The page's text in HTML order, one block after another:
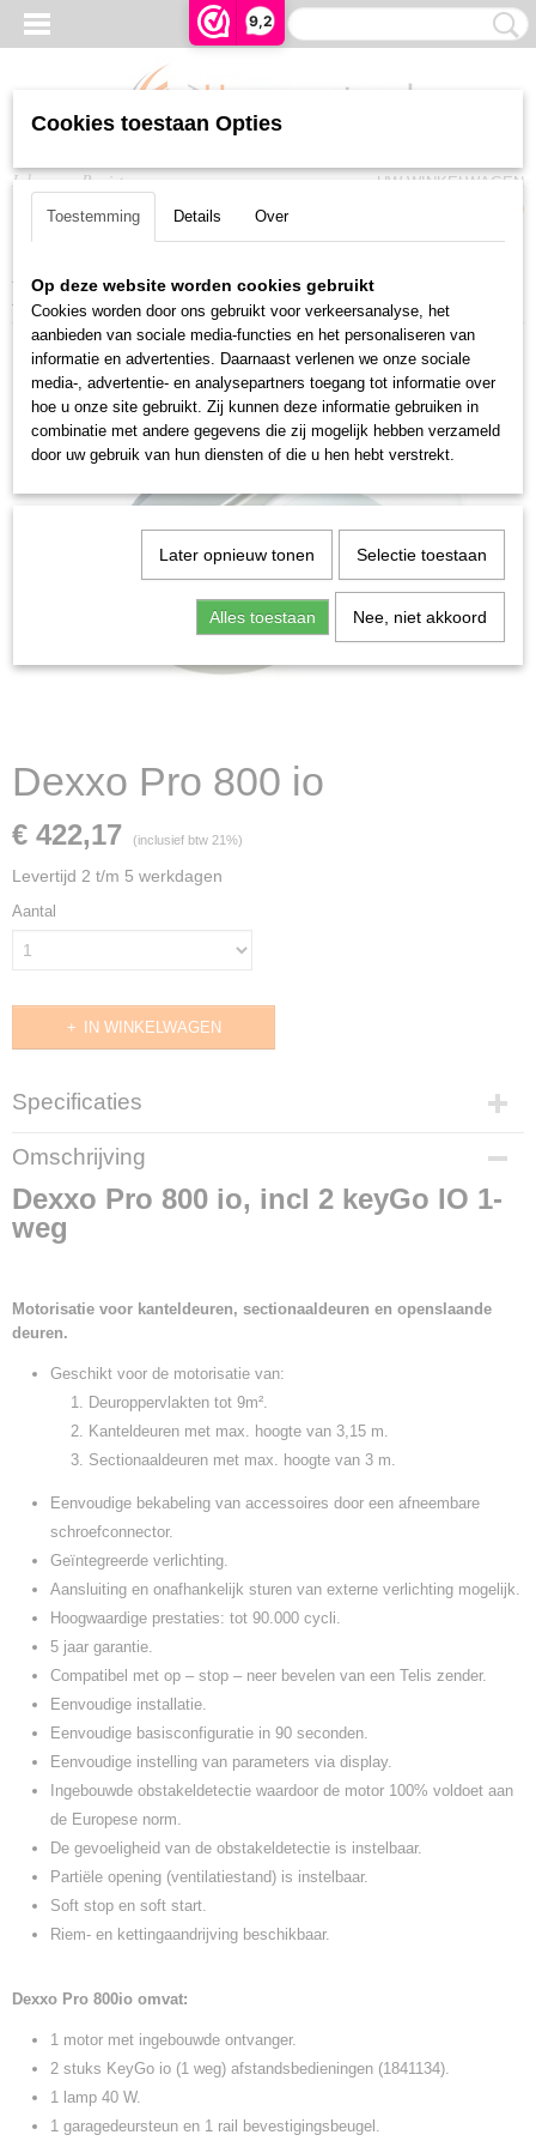
9,2
Inloggen Registreren
UW WINKELWAGEN
(0)
Home > Rolluiken en Zonwering Garagedeur en poortopeners
Homecontrol >Dexxo Pro 800 io
Dexxo Pro 800 io
€ 422,17 (inclusief btw 21%)
Levertijd 2 t/m 5 werkdagen
Aantal
IN WINKELWAGEN
Specificaties
Productcode
1216326
Productcode leverancier
1216326
Omschrijving
Dexxo Pro 800 io, incl 2 keyGo IO 1-
weg
Motorisatie voor kanteldeuren, sectionaaldeuren en openslaande
deuren.
Geschikt voor de motorisatie van:
Deuroppervlakten tot 9m².
Kanteldeuren met max. hoogte van 3,15 m.
Sectionaaldeuren met max. hoogte van 3 m.
Eenvoudige bekabeling van accessoires door een afneembare
schroefconnector.
Geïntegreerde verlichting.
Aansluiting en onafhankelijk sturen van externe verlichting mogelijk.
Hoogwaardige prestaties: tot 90.000 cycli.
5 jaar garantie.
Compatibel met op – stop – neer bevelen van een Telis zender.
Eenvoudige installatie.
Eenvoudige basisconfiguratie in 90 seconden.
Eenvoudige instelling van parameters via display.
Ingebouwde obstakeldetectie waardoor de motor 100% voldoet aan
de Europese norm.
De gevoeligheid van de obstakeldetectie is instelbaar.
Partiële opening (ventilatiestand) is instelbaar.
Soft stop en soft start.
Riem- en kettingaandrijving beschikbaar.
Dexxo Pro 800io omvat:
1 motor met ingebouwde ontvanger.
2 stuks KeyGo io (1 weg) afstandsbedieningen (1841134).
1 lamp 40 W.
1 garagedeursteun en 1 rail bevestigingsbeugel.
Cookies toestaan Opties
Toestemming Details Over
Op deze website worden cookies gebruikt
Cookies worden door ons gebruikt voor verkeersanalyse, het
aanbieden van sociale media-functies en het personaliseren van
informatie en advertenties. Daarnaast verlenen we onze sociale
media-, advertentie- en analysepartners toegang tot informatie over
hoe u onze site gebruikt. Zij kunnen deze informatie gebruiken in
combinatie met andere gegevens die zij mogelijk hebben verzameld
door uw gebruik van hun diensten of die u hen hebt verstrekt.
Later opnieuw tonen Selectie toestaan
Alles toestaan Nee, niet akkoord